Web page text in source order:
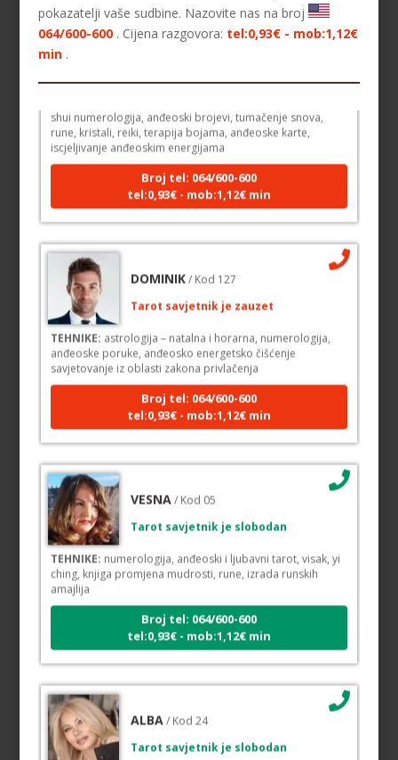
pokazatelji vaše sudbine. Nazovite nas na broj
064/600-600 . Cijena razgovora: tel:0,93€ - mob:1,12€
min .
ELA/ Kod 151
rune, kristali, reiki, terapija bojama, anđeoske karte,
iscjeljivanje anđeoskim energijama
Broj tel: 064/600-600
tel:0,93€ - mob:1,12€ min
TEHNIKE:astrologija – natalna i horarna, numerologija,
anđeoske poruke, anđeosko energetsko čišćenje
savjetovanje iz oblasti zakona privlačenja
Broj tel: 064/600-600
tel:0,93€ - mob:1,12€ min
TEHNIKE:numerologija, anđeoski i ljubavni tarot, visak, yi
ching, knjiga promjena mudrosti, rune, izrada runskih
amajlija
Broj tel: 064/600-600
tel:0,93€ - mob:1,12€ min